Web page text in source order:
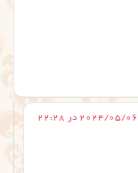
2024/05/06 در 22:28